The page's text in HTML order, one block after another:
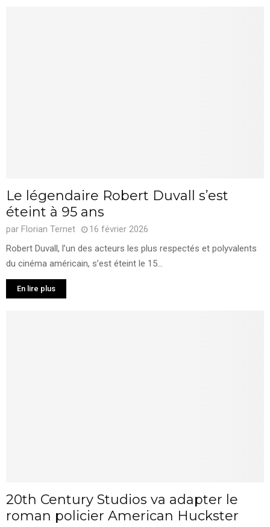
Le légendaire Robert Duvall s’est
éteint à 95 ans
par Florian Ternet
16 février 2026
Robert Duvall, l’un des acteurs les plus respectés et polyvalents
du cinéma américain, s’est éteint le 15...
En lire plus
20th Century Studios va adapter le
roman policier American Huckster